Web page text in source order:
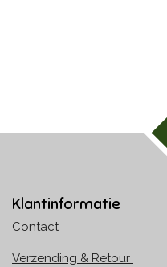
Klantinformatie
Contact
Verzending & Retour